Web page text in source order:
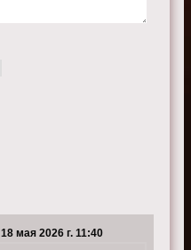
18 мая 2026 г. 11:40